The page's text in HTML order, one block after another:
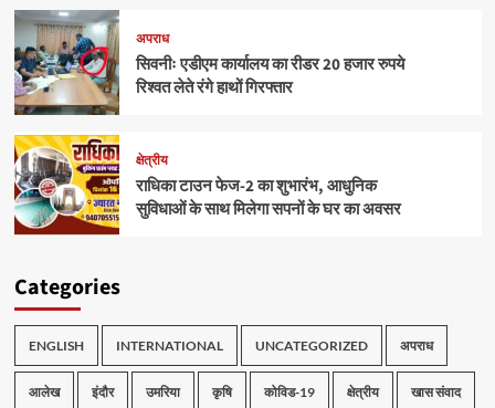
अपराध
सिवनीः एडीएम कार्यालय का रीडर 20 हजार रुपये
रिश्वत लेते रंगे हाथों गिरफ्तार
क्षेत्रीय
राधिका टाउन फेज-2 का शुभारंभ, आधुनिक
सुविधाओं के साथ मिलेगा सपनों के घर का अवसर
Categories
ENGLISH INTERNATIONAL UNCATEGORIZED अपराध
आलेख इंदौर उमरिया कृषि कोविड-19 क्षेत्रीय खास संवाद